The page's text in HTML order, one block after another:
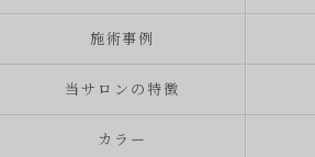
施術事例
当サロンの特徴
カラー